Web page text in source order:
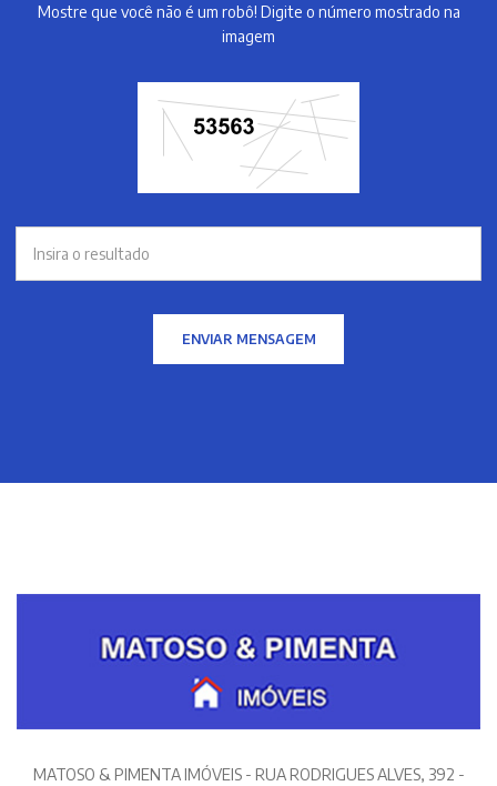
Mostre que você não é um robô! Digite o número mostrado na
imagem
ENVIAR MENSAGEM
MATOSO & PIMENTA IMÓVEIS - RUA RODRIGUES ALVES, 392 -